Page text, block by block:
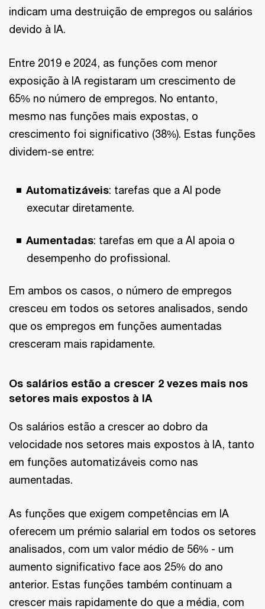
indicam uma destruição de empregos ou salários
devido à IA.
Entre 2019 e 2024, as funções com menor
exposição à IA registaram um crescimento de
65% no número de empregos. No entanto,
mesmo nas funções mais expostas, o
crescimento foi significativo (38%). Estas funções
dividem-se entre:
Automatizáveis: tarefas que a AI pode
executar diretamente.
Aumentadas: tarefas em que a AI apoia o
desempenho do profissional.
Em ambos os casos, o número de empregos
cresceu em todos os setores analisados, sendo
que os empregos em funções aumentadas
cresceram mais rapidamente.
Os salários estão a crescer 2 vezes mais nos
setores mais expostos à IA
Os salários estão a crescer ao dobro da
velocidade nos setores mais expostos à IA, tanto
em funções automatizáveis como nas
aumentadas.
As funções que exigem competências em IA
oferecem um prémio salarial em todos os setores
analisados, com um valor médio de 56% - um
aumento significativo face aos 25% do ano
anterior. Estas funções também continuam a
crescer mais rapidamente do que a média, com